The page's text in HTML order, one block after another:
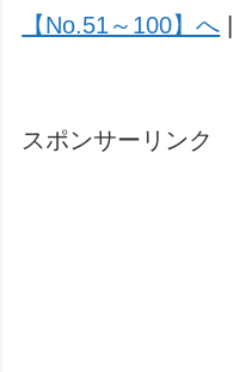
【No.51～100】へ |
スポンサーリンク